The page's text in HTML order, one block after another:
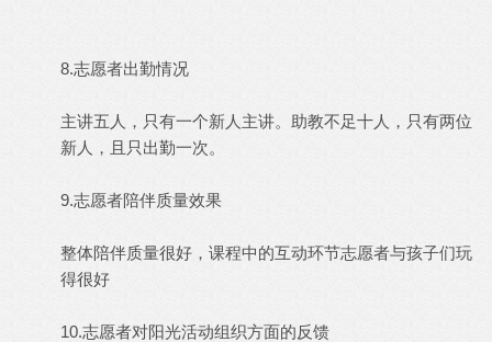
8.志愿者出勤情况
主讲五人，只有一个新人主讲。助教不足十人，只有两位
新人，且只出勤一次。
9.志愿者陪伴质量效果
整体陪伴质量很好，课程中的互动环节志愿者与孩子们玩
得很好
10.志愿者对阳光活动组织方面的反馈